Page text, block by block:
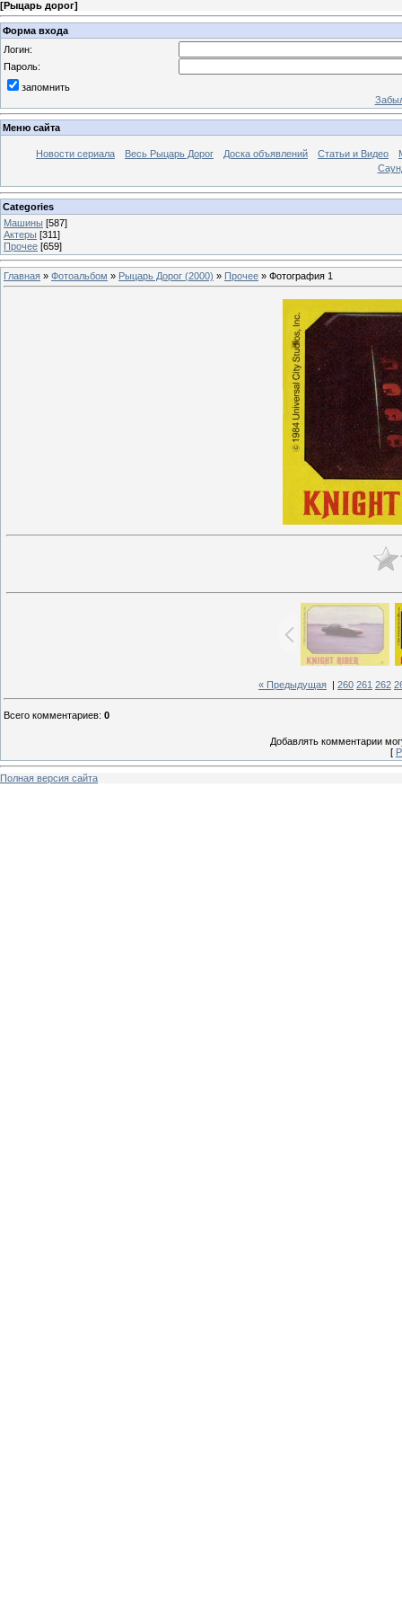
[Рыцарь дорог]
Форма входа
Логин:
Пароль:
запомнить
Меню сайта
Новости сериала Весь Рыцарь Дорог Доска объявлений Статьи и Видео
Categories
Машины [587]
Актеры [311]
Прочее [659]
Главная » Фотоальбом » Рыцарь Дорог (2000) » Прочее » Фотография 1
« Предыдущая 260 261 262
Всего комментариев: 0
Добавлять комментарии
[
Полная версия сайта